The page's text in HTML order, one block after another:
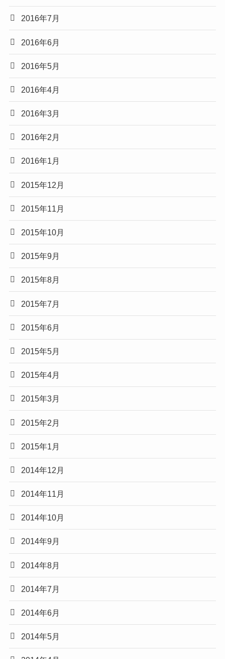
2016年7月
2016年6月
2016年5月
2016年4月
2016年3月
2016年2月
2016年1月
2015年12月
2015年11月
2015年10月
2015年9月
2015年8月
2015年7月
2015年6月
2015年5月
2015年4月
2015年3月
2015年2月
2015年1月
2014年12月
2014年11月
2014年10月
2014年9月
2014年8月
2014年7月
2014年6月
2014年5月